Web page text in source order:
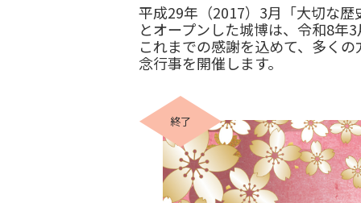
平成29年（2017）3月「大切な
とオープンした城博は、令和8年
これまでの感謝を込めて、多く
念行事を開催します。
終了